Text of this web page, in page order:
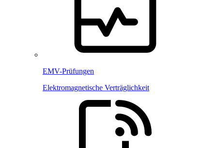
EMV-Prüfungen
Elektromagnetische Verträglichkeit